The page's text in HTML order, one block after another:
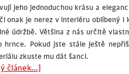
jeho jednoduchou krásu a
onak je nerez v interiéru oblíbený i
údržbě. Většina z nás určitě
hrnce. Pokud jste stále ještě
zkuste mu dát šanci.
článek...]